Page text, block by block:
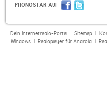
PHONOSTAR AUF
Dein Internetradio-Portal : Sitemap|
Windows| Radioplayer für Android|